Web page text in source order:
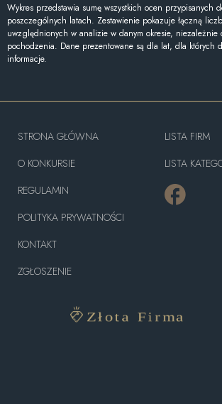
Wykres przedstawia sumę wszystkich ocen przypisanych
poszczególnych latach. Zestawienie pokazuje łączną
uwzględnionych w analizie w danym okresie, niezależnie
pochodzenia. Dane prezentowane są dla lat, dla których
informacje.
STRONA GŁÓWNA
O KONKURSIE
REGULAMIN
POLITYKA PRYWATNOŚCI
KONTAKT
ZGŁOSZENIE
LISTA FIRM
LISTA